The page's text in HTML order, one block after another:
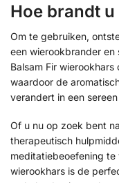
Hoe brandt
Om te gebruiken,
een wierookbrander en
Balsam Fir
waardoor de
verandert in een
Of u nu op zoek bent
therapeutisch
meditatiebeoefening te
wierookhars is de